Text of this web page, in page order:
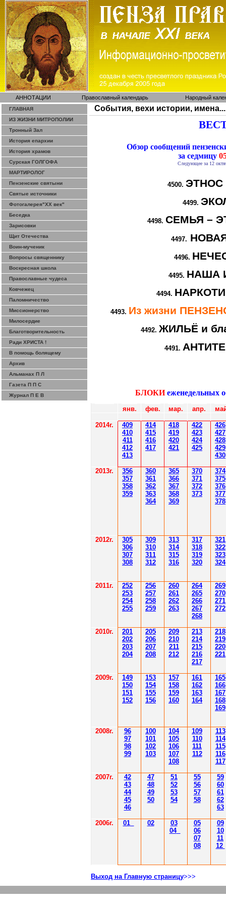
АННОТАЦИИ Православный календарь Народный
ГЛАВНАЯ
ИЗ ЖИЗНИ МИТРОПОЛИИ
Тронный Зал
История епархии
История храмов
Сурская ГОЛГОФА
МАРТИРОЛОГ
Пензенские святыни
Святые источники
Фотогалерея"ХХ век"
Беседка
Зарисовки
Щит Отечества
Воин-мученик
Вопросы священнику
Воскресная школа
Православные чудеса
Ковчежец
Паломничество
Миссионерство
Милосердие
Благотворительность
Ради ХРИСТА !
В помощь болящему
Архив
Альманах П Л
Газета П П С
Журнал П Е В
События, вехи истории, имена...
Обзор сообщений
за седмицу
Следующее за 12
4500. ЭТНОС
4499.
4498. СЕМЬЯ –
4497.
4496.
4495. НАША
4494.
4493. Из жизни
4492. ЖИЛЬЁ и
4491.
БЛОКИ еженедельных
янв. фев. мар. апр.
2014г. 409
410
411
412
413
414
415
416
417
418
419
420
421
422
423
424
425
426
427
428
429
430
2013г.
356
357
358
359
360
361
362
363
364
365
366
367
368
369
370
371
372
373
374
375
376
377
378
2012г. 305
306
307
308
309
310
311
312
313
314
315
316
317
318
319
320
321
322
323
324
2011г.
252
253
254
255
256
257
258
259
260
261
262
263
264
265
266
267
268
269
270
271
272
2010г.
201
202
203
204
205
206
207
208
209
210
211
212
213
214
215
216
217
218
219
220
221
2009г.
149
150
151
152
153
154
155
156
157
158
159
160
161
162
163
164
165
166
167
168
169
2008г.
96
97
98
99
100
101
102
103
104
105
106
107
108
109
110
111
112
113
114
115
116
117
2007г.
42
43
44
45
46
47
48
49
50
51
52
53
54
55
56
57
58
59
60
61
62
63
2006г. 01 02
03
04
05
06
07
08
09
10
11
12
Выход на Главную страницу>>>